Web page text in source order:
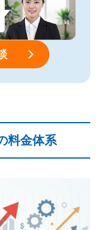
料金体系